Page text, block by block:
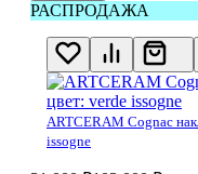
РАСПРОДАЖА
ARTCERAM Cognac
issogne